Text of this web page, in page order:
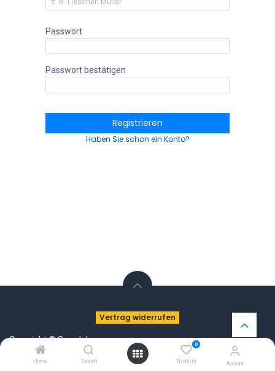
Home Search
0
Wishlist Account
Passwort
Passwort bestätigen
Registrieren
Haben Sie schon ein Konto?
Copyright © Sprudelux
Vertrag widerrufen